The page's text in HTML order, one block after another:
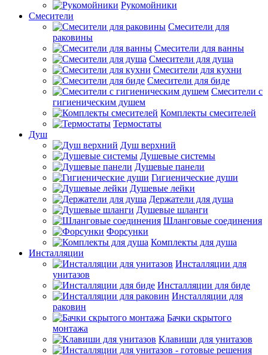
Рукомойники
Смесители
Смесители для
раковины
Смесители для ванны
Смесители для душа
Смесители для кухни
Смесители для биде
Смесители с
гигиеническим душем
Комплекты смесителей
Термостаты
Душ
Душ верхний
Душевые системы
Душевые панели
Гигиенические души
Душевые лейки
Держатели для душа
Душевые шланги
Шланговые соединения
Форсунки
Комплекты для душа
Инсталляции
Инсталляции для
унитазов
Инсталляции для биде
Инсталляции для
раковин
Бачки скрытого
монтажа
Клавиши для унитазов